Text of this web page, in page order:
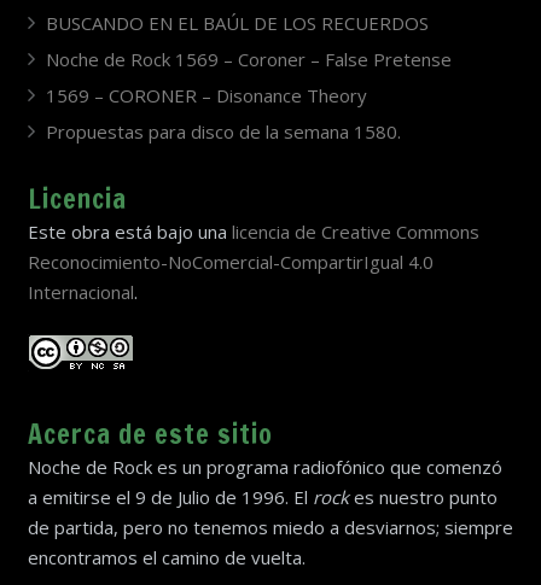
BUSCANDO EN EL BAÚL DE LOS RECUERDOS
Noche de Rock 1569 – Coroner – False Pretense
1569 – CORONER – Disonance Theory
Propuestas para disco de la semana 1580.
Licencia
Este obra está bajo una licencia de Creative Commons
Reconocimiento-NoComercial-CompartirIgual 4.0
Internacional.
Acerca de este sitio
Noche de Rock es un programa radiofónico que comenzó
a emitirse el 9 de Julio de 1996. El rockes nuestro punto
de partida, pero no tenemos miedo a desviarnos; siempre
encontramos el camino de vuelta.